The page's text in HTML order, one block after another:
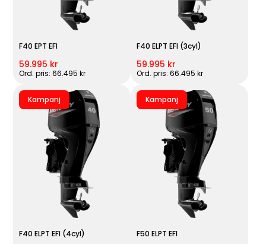
F40 EPT EFI
59.995 kr
Ord. pris: 66.495 kr
F40 ELPT EFI (3cyl)
59.995 kr
Ord. pris: 66.495 kr
Kampanj
F40 ELPT EFI (4cyl)
Kampanj
F50 ELPT EFI